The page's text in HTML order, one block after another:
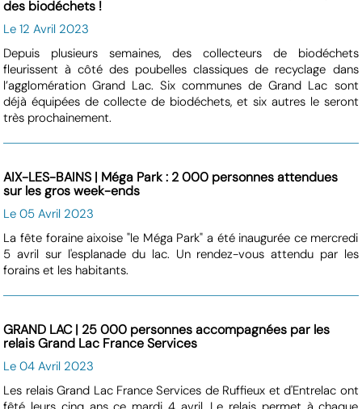
des biodéchets !
Le 12 Avril 2023
Depuis plusieurs semaines, des collecteurs de biodéchets
fleurissent à côté des poubelles classiques de recyclage dans
l’agglomération Grand Lac. Six communes de Grand Lac sont
déjà équipées de collecte de biodéchets, et six autres le seront
très prochainement.
AIX-LES-BAINS | Méga Park : 2 000 personnes attendues
sur les gros week-ends
Le 05 Avril 2023
La fête foraine aixoise "le Méga Park" a été inaugurée ce mercredi
5 avril sur l'esplanade du lac. Un rendez-vous attendu par les
forains et les habitants.
GRAND LAC | 25 000 personnes accompagnées par les
relais Grand Lac France Services
Le 04 Avril 2023
Les relais Grand Lac France Services de Ruffieux et d'Entrelac ont